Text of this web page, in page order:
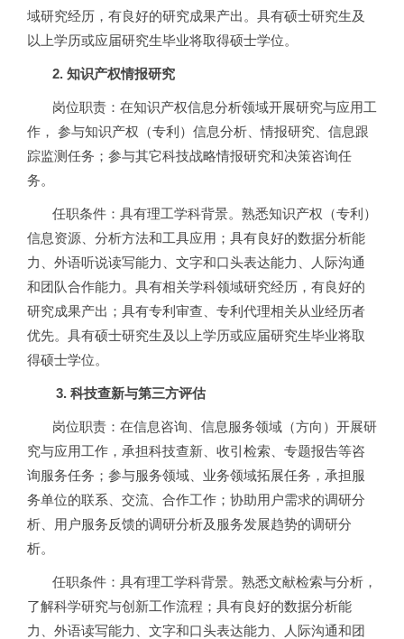
域研究经历，有良好的研究成果产出。具有硕士研究生及
以上学历或应届研究生毕业将取得硕士学位。
2. 知识产权情报研究
岗位职责：在知识产权信息分析领域开展研究与应用工
作， 参与知识产权（专利）信息分析、情报研究、信息跟
踪监测任务；参与其它科技战略情报研究和决策咨询任
务。
任职条件：具有理工学科背景。熟悉知识产权（专利）
信息资源、分析方法和工具应用；具有良好的数据分析能
力、外语听说读写能力、文字和口头表达能力、人际沟通
和团队合作能力。具有相关学科领域研究经历，有良好的
研究成果产出；具有专利审查、专利代理相关从业经历者
优先。具有硕士研究生及以上学历或应届研究生毕业将取
得硕士学位。
3. 科技查新与第三方评估
岗位职责：在信息咨询、信息服务领域（方向）开展研
究与应用工作，承担科技查新、收引检索、专题报告等咨
询服务任务；参与服务领域、业务领域拓展任务，承担服
务单位的联系、交流、合作工作；协助用户需求的调研分
析、用户服务反馈的调研分析及服务发展趋势的调研分
析。
任职条件：具有理工学科背景。熟悉文献检索与分析，
了解科学研究与创新工作流程；具有良好的数据分析能
力、外语读写能力、文字和口头表达能力、人际沟通和团